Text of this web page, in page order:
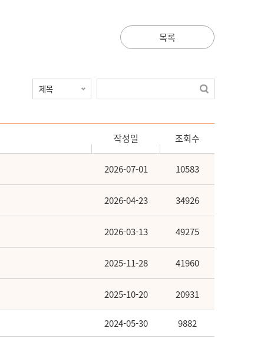
목록
작성일 조회수
2026-07-01 10583
2026-04-23 34926
2026-03-13 49275
2025-11-28 41960
2025-10-20 20931
2024-05-30 9882